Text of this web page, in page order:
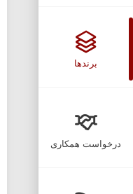
برندها
درخواست همکاری